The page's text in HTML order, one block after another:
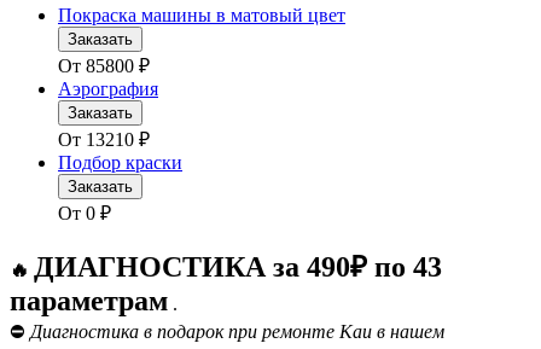
Покраска машины в матовый цвет
Заказать
От 85800 ₽
Аэрография
Заказать
От 13210 ₽
Подбор краски
Заказать
От 0 ₽
🔥 ДИАГНОСТИКА за 490₽ по 43
параметрам .
⛔ Диагностика в подарок при ремонте Каи в нашем